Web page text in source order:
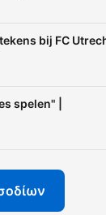
bij FC
spelen" |